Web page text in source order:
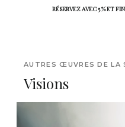
RÉSERVEZ AVEC 5 % ET
AUTRES ŒUVRES DE LA
Visions